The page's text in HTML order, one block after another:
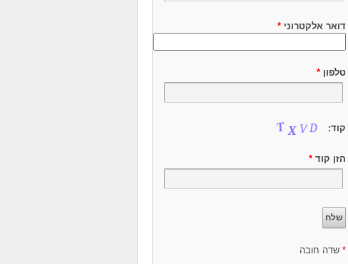
דואר אלקטרוני*
טלפון*
קוד:
הזן קוד*
* שדה חובה